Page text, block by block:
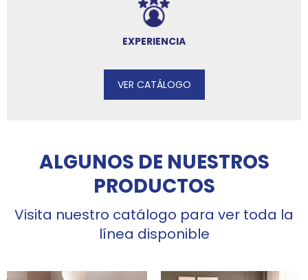
EXPERIENCIA
VER CATÁLOGO
ALGUNOS DE NUESTROS
PRODUCTOS
Visita nuestro catálogo para ver toda la
línea disponible